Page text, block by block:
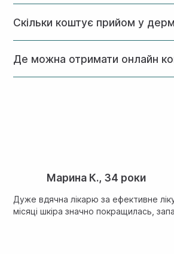
Скільки коштує прийом у
Де можна отримати онлайн
Марина К., 34 роки
Дуже вдячна лікарю за ефективне
місяці шкіра значно покращилась,